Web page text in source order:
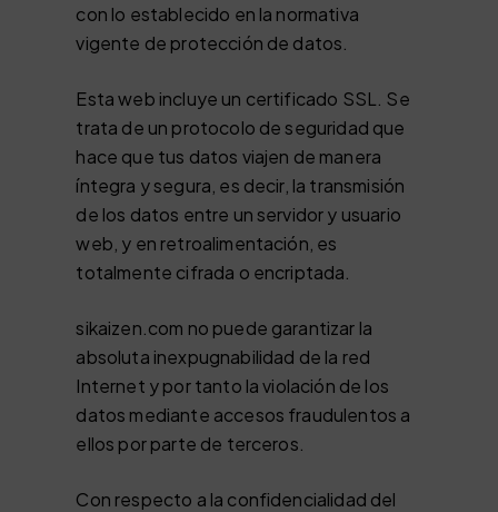
con lo establecido en la normativa
vigente de protección de datos.
Esta web incluye un certificado SSL. Se
trata de un protocolo de seguridad que
hace que tus datos viajen de manera
íntegra y segura, es decir, la transmisión
de los datos entre un servidor y usuario
web, y en retroalimentación, es
totalmente cifrada o encriptada.
sikaizen.com no puede garantizar la
absoluta inexpugnabilidad de la red
Internet y por tanto la violación de los
datos mediante accesos fraudulentos a
ellos por parte de terceros.
Con respecto a la confidencialidad del